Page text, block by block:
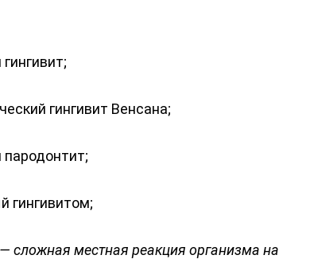
гингивит Венсана;
гингивитом;
сложная местная реакция организма на